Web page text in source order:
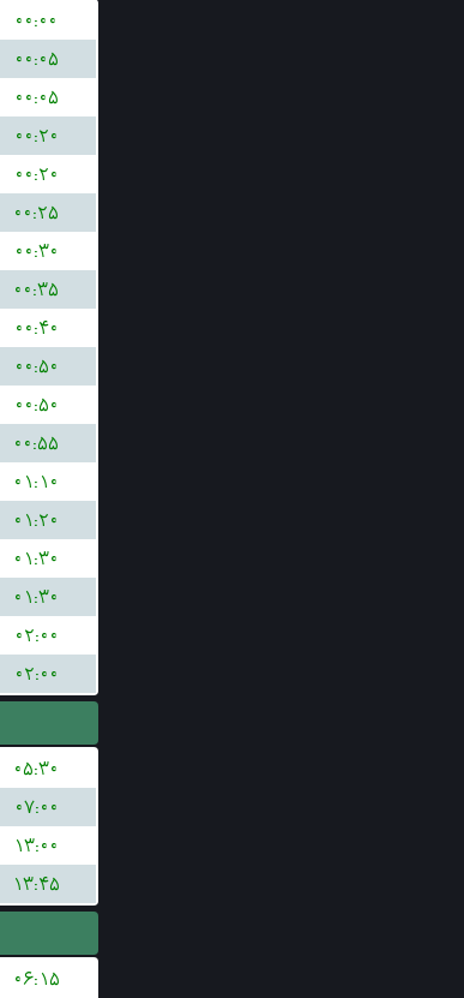
۰۰:۰۰
۰۰:۰۵
۰۰:۰۵
۰۰:۲۰
۰۰:۲۰
۰۰:۲۵
۰۰:۳۰
۰۰:۳۵
۰۰:۴۰
۰۰:۵۰
۰۰:۵۰
۰۰:۵۵
۰۱:۱۰
۰۱:۲۰
۰۱:۳۰
۰۱:۳۰
۰۲:۰۰
۰۲:۰۰
۰۵:۳۰
۰۷:۰۰
۱۳:۰۰
۱۳:۴۵
۰۶:۱۵